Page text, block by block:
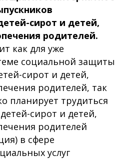
сирот и детей,
родителей.
как для уже
социальной защиты
сирот и детей,
родителей, так
планирует трудиться
сирот и детей,
родителей
в сфере
услуг